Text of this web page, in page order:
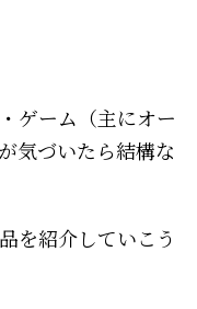
ゲーム（主にオー
気づいたら結構な
を紹介していこう